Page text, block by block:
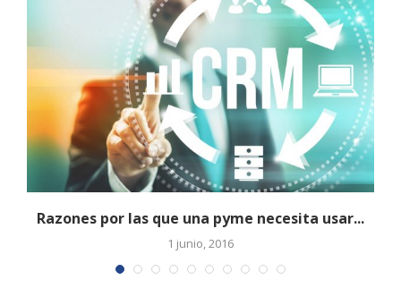
Razones por las que una pyme necesita usar...
1 junio, 2016